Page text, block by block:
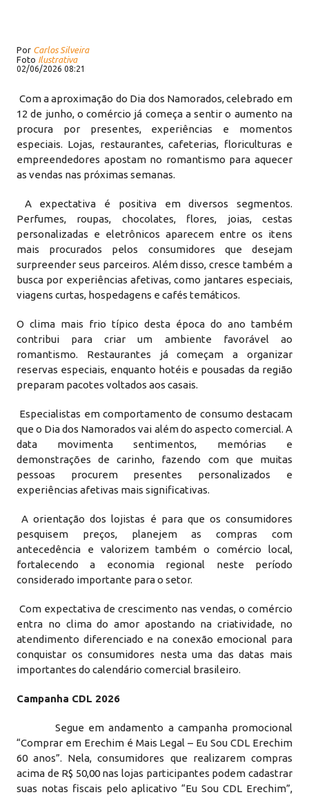
Por Carlos Silveira
Foto Ilustrativa
02/06/2026 08:21
Com a aproximação do Dia dos Namorados, celebrado em
12 de junho, o comércio já começa a sentir o aumento na
procura por presentes, experiências e momentos
especiais. Lojas, restaurantes, cafeterias, floriculturas e
empreendedores apostam no romantismo para aquecer
as vendas nas próximas semanas.
A expectativa é positiva em diversos segmentos.
Perfumes, roupas, chocolates, flores, joias, cestas
personalizadas e eletrônicos aparecem entre os itens
mais procurados pelos consumidores que desejam
surpreender seus parceiros. Além disso, cresce também a
busca por experiências afetivas, como jantares especiais,
viagens curtas, hospedagens e cafés temáticos.
O clima mais frio típico desta época do ano também
contribui para criar um ambiente favorável ao
romantismo. Restaurantes já começam a organizar
reservas especiais, enquanto hotéis e pousadas da região
preparam pacotes voltados aos casais.
Especialistas em comportamento de consumo destacam
que o Dia dos Namorados vai além do aspecto comercial. A
data movimenta sentimentos, memórias e
demonstrações de carinho, fazendo com que muitas
pessoas procurem presentes personalizados e
experiências afetivas mais significativas.
A orientação dos lojistas é para que os consumidores
pesquisem preços, planejem as compras com
antecedência e valorizem também o comércio local,
fortalecendo a economia regional neste período
considerado importante para o setor.
Com expectativa de crescimento nas vendas, o comércio
entra no clima do amor apostando na criatividade, no
atendimento diferenciado e na conexão emocional para
conquistar os consumidores nesta uma das datas mais
importantes do calendário comercial brasileiro.
Campanha CDL 2026
Segue em andamento a campanha promocional
“Comprar em Erechim é Mais Legal – Eu Sou CDL Erechim
60 anos”. Nela, consumidores que realizarem compras
acima de R$ 50,00 nas lojas participantes podem cadastrar
suas notas fiscais pelo aplicativo “Eu Sou CDL Erechim”,